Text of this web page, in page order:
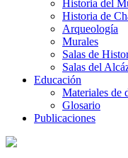
Historia del
Historia de
Arqueología
Murales
Salas de
Salas del
Educación
Materiales de
Glosario
Publicaciones